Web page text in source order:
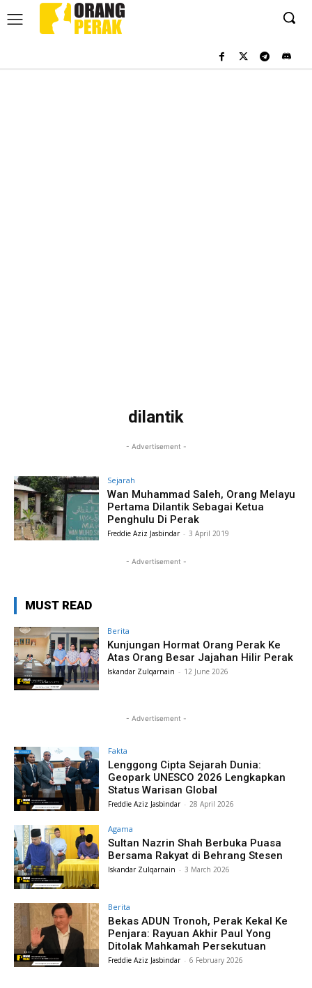
dilantik
- Advertisement -
Sejarah
Wan Muhammad Saleh, Orang Melayu
Pertama Dilantik Sebagai Ketua
Penghulu Di Perak
Freddie Aziz Jasbindar - 3 April 2019
- Advertisement -
MUST READ
Berita
Kunjungan Hormat Orang Perak Ke
Atas Orang Besar Jajahan Hilir Perak
Iskandar Zulqarnain - 12 June 2026
- Advertisement -
Fakta
Lenggong Cipta Sejarah Dunia:
Geopark UNESCO 2026 Lengkapkan
Status Warisan Global
Freddie Aziz Jasbindar - 28 April 2026
Agama
Sultan Nazrin Shah Berbuka Puasa
Bersama Rakyat di Behrang Stesen
Iskandar Zulqarnain - 3 March 2026
Berita
Bekas ADUN Tronoh, Perak Kekal Ke
Penjara: Rayuan Akhir Paul Yong
Ditolak Mahkamah Persekutuan
Freddie Aziz Jasbindar - 6 February 2026